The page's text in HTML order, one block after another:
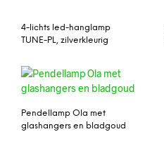
4-lichts led-hanglamp
TUNE-PL, zilverkleurig
Pendellamp Ola met
glashangers en bladgoud